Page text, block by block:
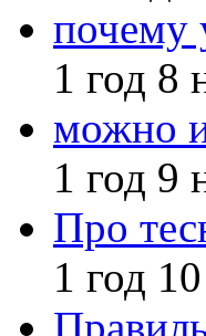
почему
1 год 8
можно
1 год 9
Про
1 год